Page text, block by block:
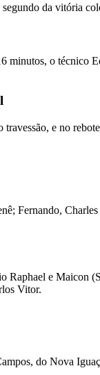
da vitória
minutos, o técnico
e no
Fernando,
Raphael e Maicon
Vitor.
do Nova